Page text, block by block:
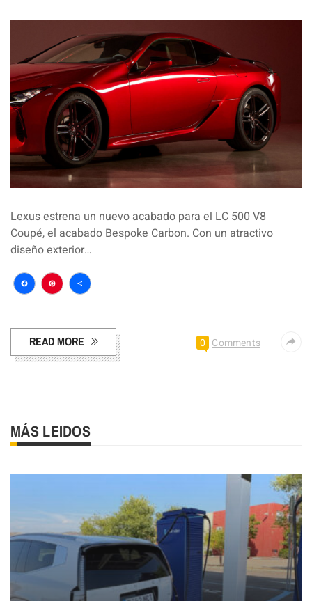
Lexus estrena un nuevo acabado para el LC 500 V8
Coupé, el acabado Bespoke Carbon. Con un atractivo
diseño exterior…
Facebook
Pinterest
Compartir
READ MORE 0 Comments
MÁS LEIDOS